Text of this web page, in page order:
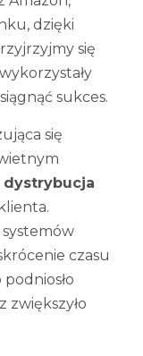
dzięki
się
sukces.
się
czasu
zwiększyło